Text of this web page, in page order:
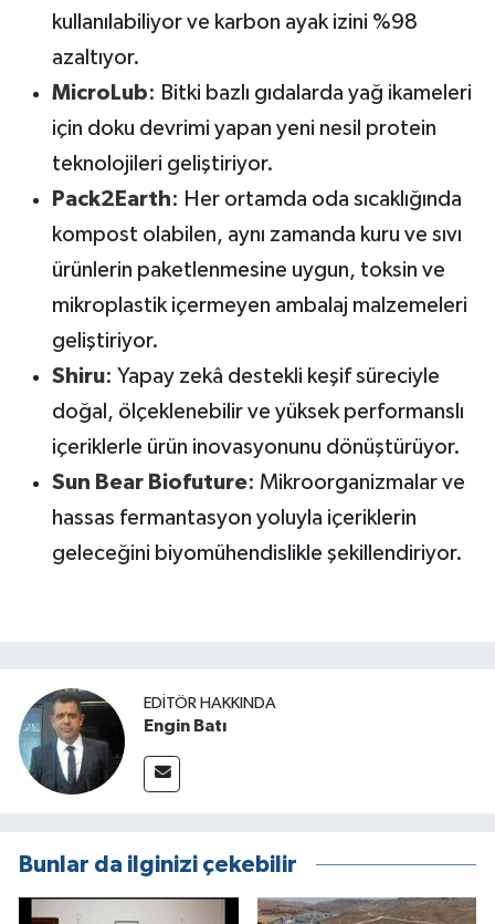
kullanılabiliyor ve karbon ayak izini %98
azaltıyor.
MicroLub: Bitki bazlı gıdalarda yağ ikameleri
için doku devrimi yapan yeni nesil protein
teknolojileri geliştiriyor.
Pack2Earth: Her ortamda oda sıcaklığında
kompost olabilen, aynı zamanda kuru ve sıvı
ürünlerin paketlenmesine uygun, toksin ve
mikroplastik içermeyen ambalaj malzemeleri
geliştiriyor.
Shiru: Yapay zekâ destekli keşif süreciyle
doğal, ölçeklenebilir ve yüksek performanslı
içeriklerle ürün inovasyonunu dönüştürüyor.
Sun Bear Biofuture: Mikroorganizmalar ve
hassas fermantasyon yoluyla içeriklerin
geleceğini biyomühendislikle şekillendiriyor.
EDITÖR HAKKINDA
Engin Batı
Bunlar da ilginizi çekebilir